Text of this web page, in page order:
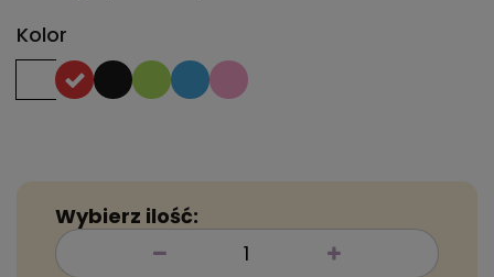
Kolor
Wybierz ilość: